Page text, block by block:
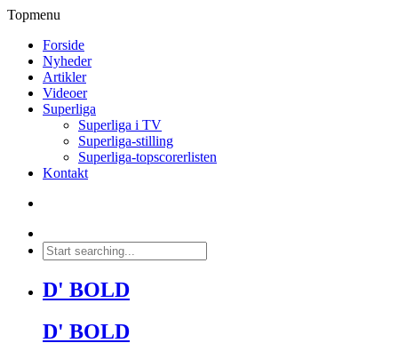
Topmenu
Forside
Nyheder
Artikler
Videoer
Superliga
Superliga i TV
Superliga-stilling
Superliga-topscorerlisten
Kontakt
D' BOLD
D' BOLD